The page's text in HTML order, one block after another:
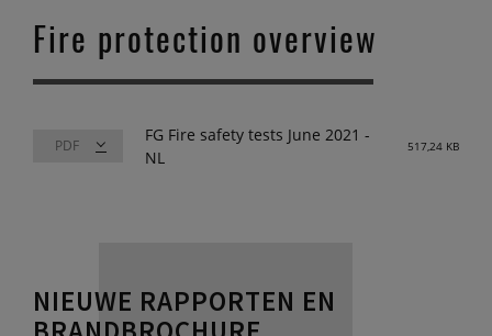
Fire protection overview
FG Fire safety tests June 2021 -
NL
517,24 KB
NIEUWE RAPPORTEN EN